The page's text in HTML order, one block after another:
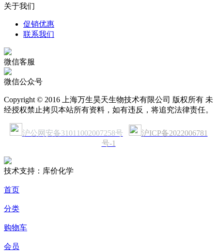
关于我们
促销优惠
联系我们
微信客服
微信公众号
Copyright © 2016 上海万生昊天生物技术有限公司 版权所有 未
经授权禁止拷贝本站所有资料，如有违反，将追究法律责任。
沪公网安备31011002007258号
沪ICP备2022006781
号-1
技术支持：库价化学
首页
分类
购物车
会员